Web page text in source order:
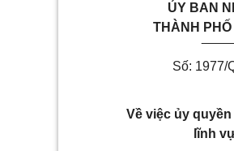
ỦY BAN
THÀNH PHỐ
Số: 1977/
Về việc ủy
lĩnh